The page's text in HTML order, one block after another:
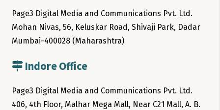
Page3 Digital Media and Communications Pvt. Ltd.
Mohan Nivas, 56, Keluskar Road, Shivaji Park, Dadar
Mumbai-400028 (Maharashtra)
Indore Office
Page3 Digital Media and Communications Pvt. Ltd.
406, 4th Floor, Malhar Mega Mall, Near C21 Mall, A. B.